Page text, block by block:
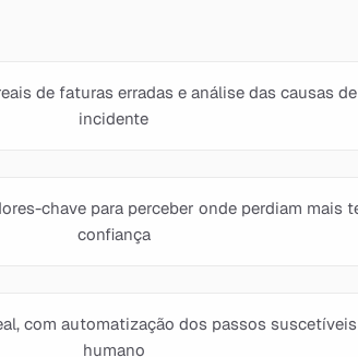
de faturas erradas e análise das causas
incidente
chave para perceber onde perdiam mais
confiança
com automatização dos passos
humano